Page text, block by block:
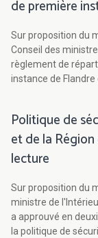
de première
Sur proposition du
Conseil des
règlement de
instance de Flandre
Politique de
et de la
lecture
Sur proposition du
ministre de
a approuvé en
la politique de